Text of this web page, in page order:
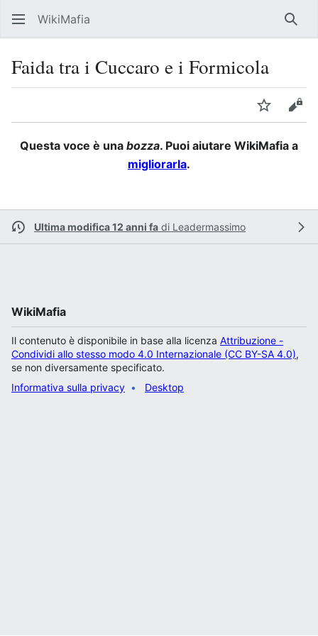
WikiMafia
Faida tra i Cuccaro e i Formicola
Segui
Questa voce è una bozza. Puoi aiutare WikiMafia a
migliorarla.
Ultima modifica 12 anni fa di Leadermassimo
WikiMafia
Il contenuto è disponibile in base alla licenza Attribuzione -
Condividi allo stesso modo 4.0 Internazionale (CC BY-SA 4.0),
se non diversamente specificato.
Informativa sulla privacy
Desktop